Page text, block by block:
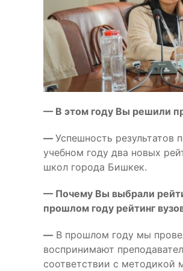
— В этом году Вы решили
— Успешность результатов
учебном году два новых
школ города Бишкек.
— Почему Вы выбрали
прошлом году рейтинг
— В прошлом году мы
воспринимают
соответствии с методикой